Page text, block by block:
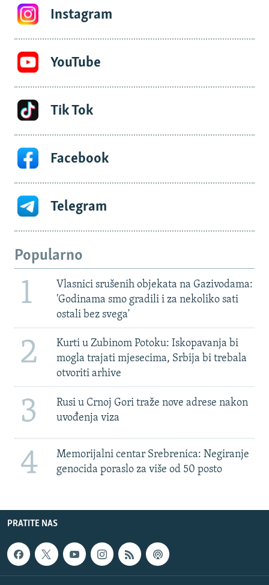
Instagram
YouTube
Tik Tok
Facebook
Telegram
Popularno
1
Vlasnici srušenih objekata na Gazivodama:
'Godinama smo gradili i za nekoliko sati
ostali bez svega'
2
Kurti u Zubinom Potoku: Iskopavanja bi
mogla trajati mjesecima, Srbija bi trebala
otvoriti arhive
3
Rusi u Crnoj Gori traže nove adrese nakon
uvođenja viza
4
Memorijalni centar Srebrenica: Negiranje
genocida poraslo za više od 50 posto
PRATITE NAS